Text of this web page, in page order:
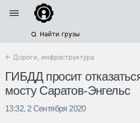
Найти грузы
← Дороги, инфраструктура
ГИБДД просит
мосту Саратов-Энгельс
13:32, 2 Сентября 2020